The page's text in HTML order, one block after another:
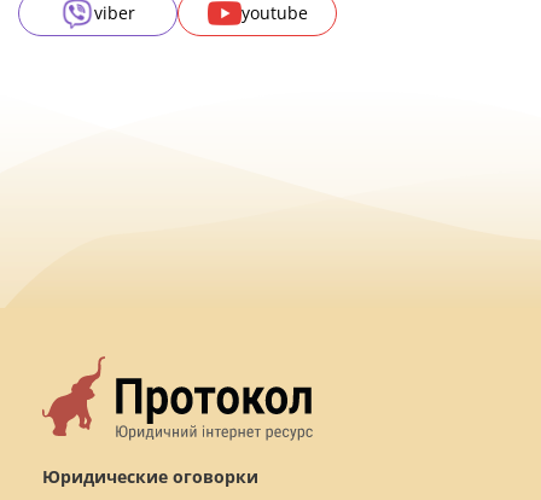
viber
youtube
Юридические оговорки